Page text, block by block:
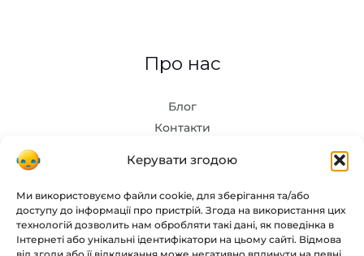
Керувати згодою
Ми використовуємо файли cookie, для зберігання та/або
доступу до інформації про пристрій. Згода на використання цих
технологій дозволить нам обробляти такі дані, як поведінка в
Інтернеті або унікальні ідентифікатори на цьому сайті. Відмова
Про нас
Блог
Контакти
Chat GPT
Midjourney